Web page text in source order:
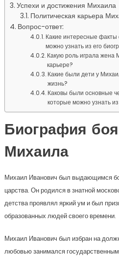
Успехи и достижения Михаила
Политическая карьера
Вопрос-ответ:
Какие интересные
можно узнать из его
Какую роль играла жена
карьере?
Какие были дети у
жизнь?
Каковы были основные
которые можно узнать
Биография
Михаила
Михаил Иванович был выдающимся
царства. Он родился в знатной
детства проявлял яркий ум и был
образованных людей своего времени.
Михаил Иванович был избран на
любовью занимался